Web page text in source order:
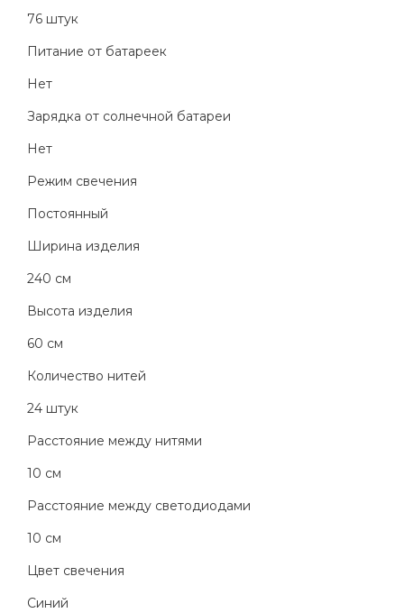
76 штук
Питание от батареек
Нет
Зарядка от солнечной батареи
Нет
Режим свечения
Постоянный
Ширина изделия
240 см
Высота изделия
60 см
Количество нитей
24 штук
Расстояние между нитями
10 см
Расстояние между светодиодами
10 см
Цвет свечения
Синий